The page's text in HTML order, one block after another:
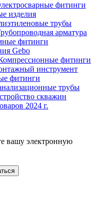
фитинги
изделия
трубы
арматура
фитинги
Gebo
фитинги
инструмент
фитинги
трубы
скважин
2024 г.
вашу электронную